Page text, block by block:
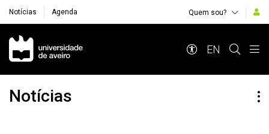
Notícias Agenda Quem sou?
Navegação Principal
EN
Notícias